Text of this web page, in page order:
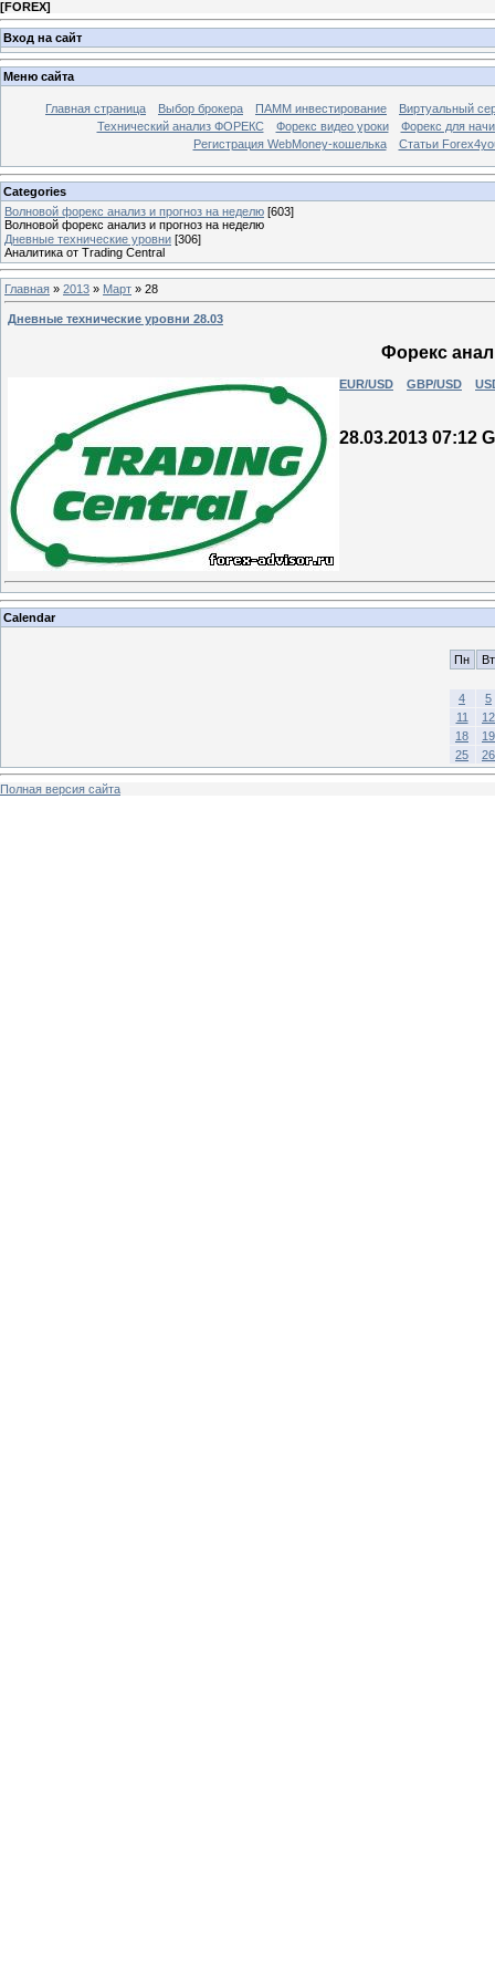
[FOREX]
Вход на сайт
Меню сайта
Главная страница Выбор брокера ПАММ инвестирование
Виртуальный
Технический анализ ФОРЕКС
Форекс видео уроки
Форекс для
Регистрация WebMoney-кошелька
Статьи
Categories
Волновой форекс анализ и прогноз на неделю [603]
Волновой форекс анализ и прогноз на неделю
Дневные технические уровни [306]
Аналитика от Trading Central
Главная » 2013 » Март » 28
Дневные технические уровни 28.03
Форекс
EUR/USD GBP/USD
28.03.2013 07:12
Calendar
Пн Вт
4
5
11
12
18
19
25
26
Полная версия сайта